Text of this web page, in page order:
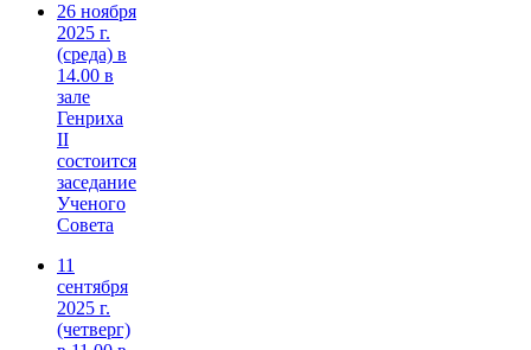
26 ноября
2025 г.
(среда) в
14.00 в
зале
Генриха
II
состоится
заседание
Ученого
Совета
11
сентября
2025 г.
(четверг)